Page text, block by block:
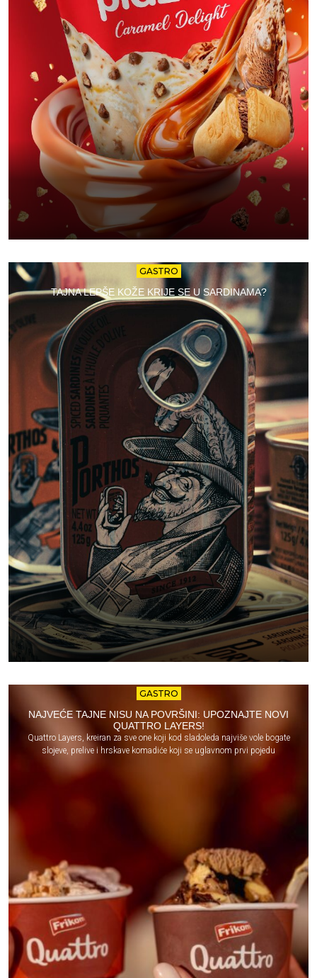
GASTRO
TAJNA LEPŠE KOŽE KRIJE SE U SARDINAMA?
GASTRO
NAJVEĆE TAJNE NISU NA POVRŠINI: UPOZNAJTE NOVI
QUATTRO LAYERS!
Quattro Layers, kreiran za sve one koji kod sladoleda najviše vole bogate
slojeve, prelive i hrskave komadiće koji se uglavnom prvi pojedu